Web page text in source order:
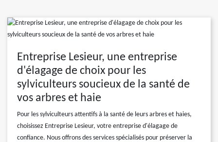
Entreprise Lesieur, une entreprise
d'élagage de choix pour les
sylviculteurs soucieux de la santé de
vos arbres et haie
Pour les sylviculteurs attentifs à la santé de leurs arbres et haies,
choisissez Entreprise Lesieur, votre entreprise d'élagage de
confiance. Nous offrons des services spécialisés pour préserver la